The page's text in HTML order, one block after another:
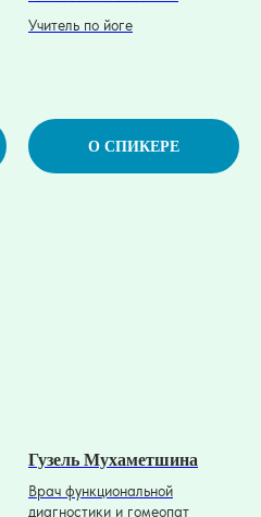
Учитель по йоге
О СПИКЕРЕ
Гузель Мухаметшина
Врач функциональной
диагностики и гомеопат